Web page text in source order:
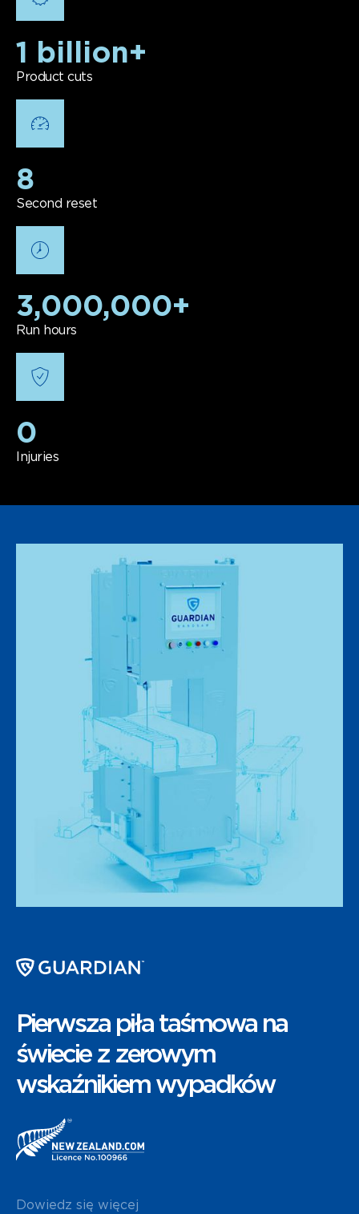
1 billion+
Product cuts
8
Second reset
3,000,000+
Run hours
0
Injuries
Pierwsza piła taśmowa na
świecie z zerowym
wskaźnikiem wypadków
Dowiedz się więcej